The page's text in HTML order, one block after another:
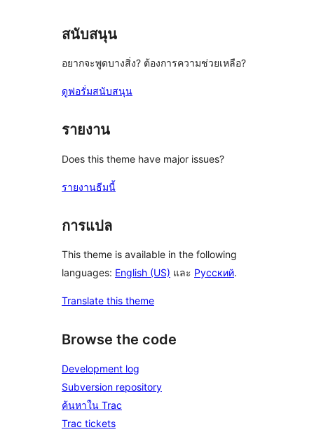
สนับสนุน
อยากจะพูดบางสิ่ง? ต้องการความช่วยเหลือ?
ดูฟอรั่มสนับสนุน
รายงาน
Does this theme have major issues?
รายงานธีมนี้
การแปล
This theme is available in the following
languages: English (US) และ Русский.
Translate this theme
Browse the code
Development log
Subversion repository
ค้นหาใน Trac
Trac tickets